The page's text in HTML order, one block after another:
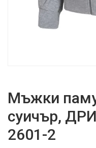
Мъжки
суичър,
2601-2